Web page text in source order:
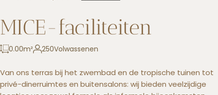
+5993183348
MICE-faciliteiten
0.00m² 250Volwassenen
Van ons terras bij het zwembad en de tropische tuinen tot
privé-dinerruimtes en buitensalons: wij bieden veelzijdige